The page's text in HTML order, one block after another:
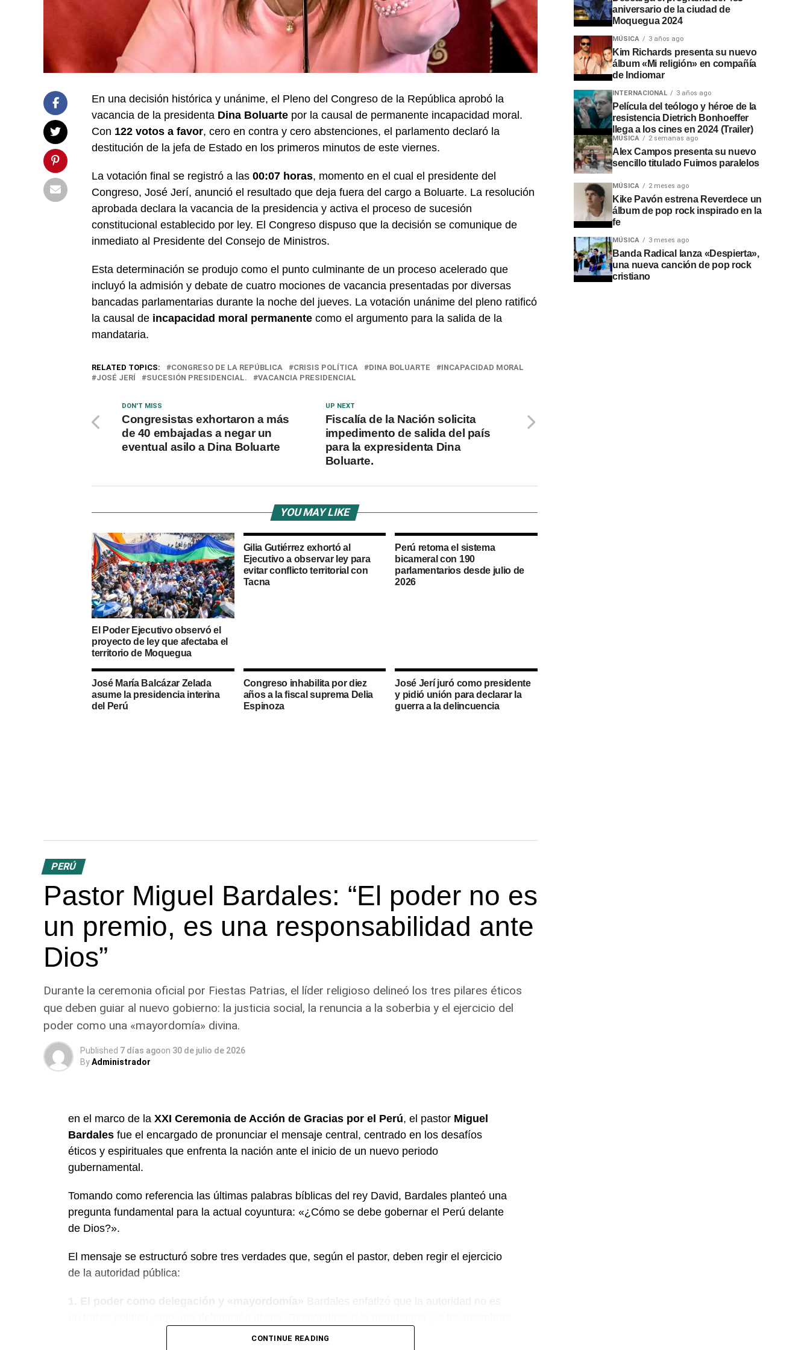
En una decisión histórica y unánime, el Pleno del Congreso de la República aprobó la
vacancia de la presidenta Dina Boluarte por la causal de permanente incapacidad moral.
Con 122 votos a favor, cero en contra y cero abstenciones, el parlamento declaró la
destitución de la jefa de Estado en los primeros minutos de este viernes.
La votación final se registró a las 00:07 horas, momento en el cual el presidente del
Congreso, José Jerí, anunció el resultado que deja fuera del cargo a Boluarte. La resolución
aprobada declara la vacancia de la presidencia y activa el proceso de sucesión
constitucional establecido por ley. El Congreso dispuso que la decisión se comunique de
inmediato al Presidente del Consejo de Ministros.
Esta determinación se produjo como el punto culminante de un proceso acelerado que
incluyó la admisión y debate de cuatro mociones de vacancia presentadas por diversas
bancadas parlamentarias durante la noche del jueves. La votación unánime del pleno ratificó
la causal de incapacidad moral permanente como el argumento para la salida de la
mandataria.
RELATED TOPICS: CONGRESO DE LA REPÚBLICA CRISIS POLÍTICA DINA BOLUARTE
INCAPACIDAD MORAL
JOSÉ JERÍ
SUCESIÓN PRESIDENCIAL. VACANCIA PRESIDENCIAL
UP NEXT
Fiscalía de la Nación solicita
impedimento de salida del país
para la expresidenta Dina
Boluarte.
DON'T MISS
Congresistas exhortaron a más
de 40 embajadas a negar un
eventual asilo a Dina Boluarte
YOU MAY LIKE
El Poder Ejecutivo observó el
proyecto de ley que afectaba el
territorio de Moquegua
Gilia Gutiérrez exhortó al
Ejecutivo a observar ley para
evitar conflicto territorial con
Tacna
Perú retoma el sistema
bicameral con 190
parlamentarios desde julio de
2026
José María Balcázar Zelada
asume la presidencia interina
del Perú
Congreso inhabilita por diez
años a la fiscal suprema Delia
Espinoza
José Jerí juró como presidente
y pidió unión para declarar la
guerra a la delincuencia
PERÚ
Pastor Miguel Bardales: “El poder no es
un premio, es una responsabilidad ante
Dios”
Durante la ceremonia oficial por Fiestas Patrias, el líder religioso delineó los tres pilares éticos
que deben guiar al nuevo gobierno: la justicia social, la renuncia a la soberbia y el ejercicio del
poder como una «mayordomía» divina.
Published 7 días agoon 30 de julio de 2026
ByAdministrador
en el marco de la XXI Ceremonia de Acción de Gracias por el Perú, el pastor Miguel
Bardales fue el encargado de pronunciar el mensaje central, centrado en los desafíos
éticos y espirituales que enfrenta la nación ante el inicio de un nuevo periodo
gubernamental.
Tomando como referencia las últimas palabras bíblicas del rey David, Bardales planteó una
pregunta fundamental para la actual coyuntura: «¿Cómo se debe gobernar el Perú delante
de Dios?».
El mensaje se estructuró sobre tres verdades que, según el pastor, deben regir el ejercicio
de la autoridad pública:
del Congreso, aclaró que el poder recibido es una responsabilidad o «mayordomía»
CONTINUE READING
aniversario de la ciudad de
Moquegua 2024
MÚSICA 3 años ago
Kim Richards presenta su nuevo
álbum «Mi religión» en compañía
de Indiomar
INTERNACIONAL 3 años ago
Película del teólogo y héroe de la
resistencia Dietrich Bonhoeffer
llega a los cines en 2024 (Trailer)
MÚSICA 2 semanas ago
Alex Campos presenta su nuevo
sencillo titulado Fuimos paralelos
MÚSICA 2 meses ago
Kike Pavón estrena Reverdece un
álbum de pop rock inspirado en la
fe
MÚSICA 3 meses ago
Banda Radical lanza «Despierta»,
una nueva canción de pop rock
cristiano